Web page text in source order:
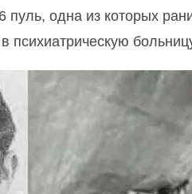
одна из которых